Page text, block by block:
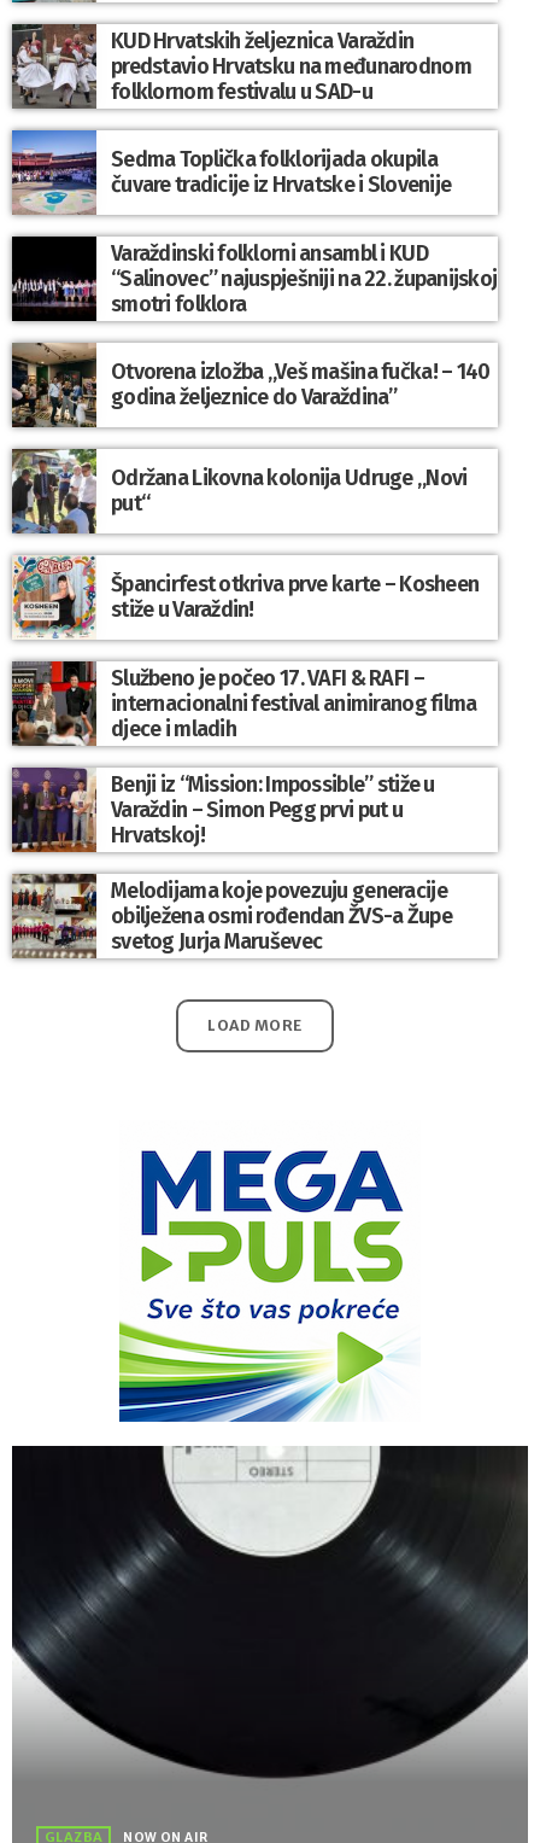
KUD Hrvatskih željeznica Varaždin
predstavio Hrvatsku na međunarodnom
folklornom festivalu u SAD-u
Sedma Toplička folklorijada okupila
čuvare tradicije iz Hrvatske i Slovenije
Varaždinski folklorni ansambl i KUD
“Salinovec” najuspješniji na 22. županijskoj
smotri folklora
Otvorena izložba „Veš mašina fučka! – 140
godina željeznice do Varaždina”
Održana Likovna kolonija Udruge „Novi
put“
Špancirfest otkriva prve karte – Kosheen
stiže u Varaždin!
Službeno je počeo 17. VAFI & RAFI –
internacionalni festival animiranog filma
djece i mladih
Benji iz “Mission: Impossible” stiže u
Varaždin – Simon Pegg prvi put u
Hrvatskoj!
Melodijama koje povezuju generacije
obilježena osmi rođendan ŽVS-a Župe
svetog Jurja Maruševec
LOAD MORE
GLAZBA NOW ON AIR